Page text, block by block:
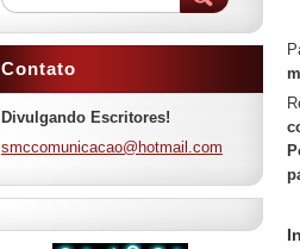
Contato
Divulgando Escritores!
smccomunicacao@hotmail.com